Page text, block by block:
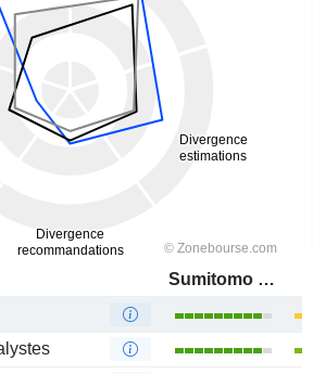
Sumitomo Electric Industries, Ltd.